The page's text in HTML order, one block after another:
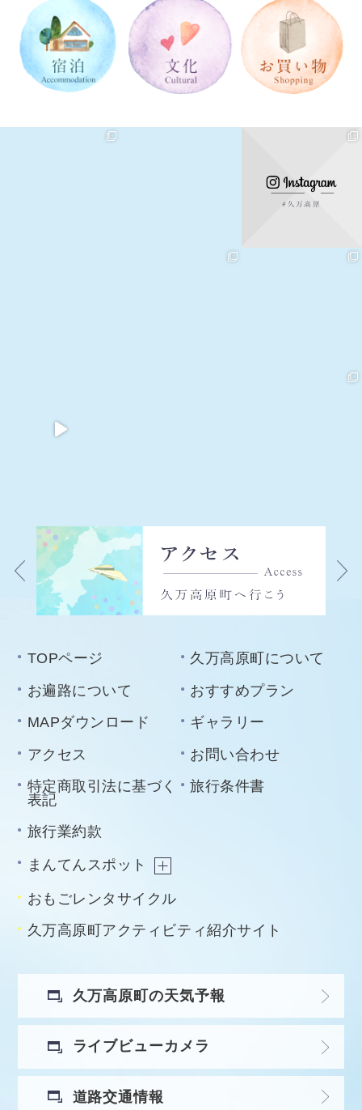
TOPページ
久万高原町について
お遍路について
おすすめプラン
MAPダウンロード
ギャラリー
アクセス
お問い合わせ
特定商取引法に基づく
表記
旅行条件書
旅行業約款
まんてんスポット
おもごレンタサイクル
久万高原町アクティビティ紹介サイト
久万高原町の天気予報
ライブビューカメラ
道路交通情報